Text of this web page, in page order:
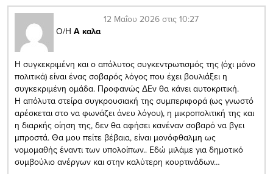
Ο/Η Α καλα
12 Μαΐου 2026 στις 10:27
Η συγκεκριμένη και ο απόλυτος συγκεντρωτισμός της (όχι μόνο
πολιτικά) είναι ένας σοβαρός λόγος που έχει βουλιάξει η
συγκεκριμένη ομάδα. Προφανώς ΔΕν θα κάνει αυτοκριτική.
Η απόλυτα στείρα συγκρουσιακή της συμπεριφορά (ως γνωστό
αρέσκεται στο να φωνάζει άνευ λόγου), η μικροπολιτική της και
η διαρκής οίηση της, δεν θα αφήσει κανέναν σοβαρό να βγει
μπροστά. Θα μου πείτε βέβαια, είναι μονόφθαλμη ως
νομομαθής έναντι των υπολοίπων.. Εδώ μιλάμε για δημοτικό
συμβούλιο ανέργων και στην καλύτερη κουρτινάδων…